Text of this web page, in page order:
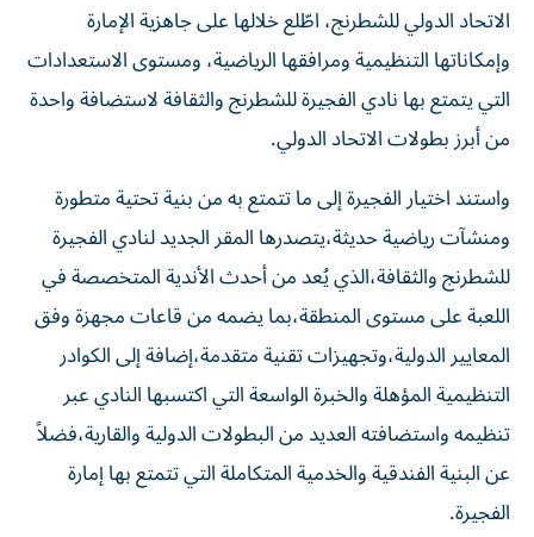
الاتحاد الدولي للشطرنج، اطّلع خلالها على جاهزية الإمارة
وإمكاناتها التنظيمية ومرافقها الرياضية، ومستوى الاستعدادات
التي يتمتع بها نادي الفجيرة للشطرنج والثقافة لاستضافة واحدة
من أبرز بطولات الاتحاد الدولي.
واستند اختيار الفجيرة إلى ما تتمتع به من بنية تحتية متطورة
ومنشآت رياضية حديثة،يتصدرها المقر الجديد لنادي الفجيرة
للشطرنج والثقافة،الذي يُعد من أحدث الأندية المتخصصة في
اللعبة على مستوى المنطقة،بما يضمه من قاعات مجهزة وفق
المعايير الدولية،وتجهيزات تقنية متقدمة،إضافة إلى الكوادر
التنظيمية المؤهلة والخبرة الواسعة التي اكتسبها النادي عبر
تنظيمه واستضافته العديد من البطولات الدولية والقارية،فضلاً
عن البنية الفندقية والخدمية المتكاملة التي تتمتع بها إمارة
الفجيرة.